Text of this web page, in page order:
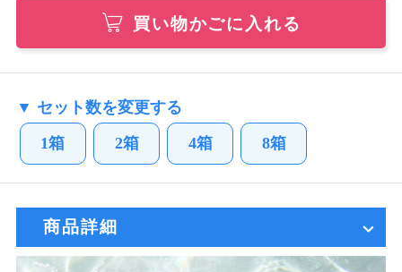
買い物かごに入れる
▼ セット数を変更する
1箱 2箱 4箱 8箱
商品詳細